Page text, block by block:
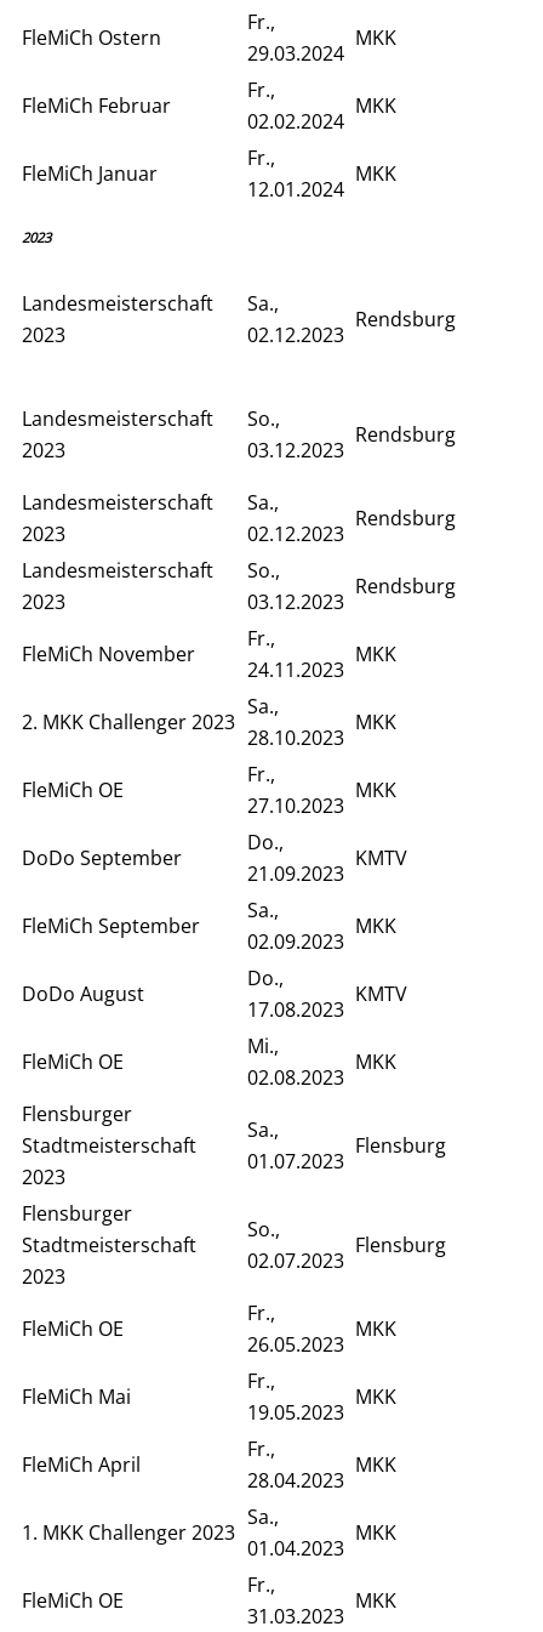
FleMiCh Ostern
Fr.,
29.03.2024
MKK
FleMiCh Februar
Fr.,
02.02.2024
MKK
FleMiCh Januar
Fr.,
12.01.2024
MKK
2023
Landesmeisterschaft
2023
Sa.,
02.12.2023
Rendsburg
Landesmeisterschaft
2023
So.,
03.12.2023
Rendsburg
Landesmeisterschaft
2023
Sa.,
02.12.2023
Rendsburg
Landesmeisterschaft
2023
So.,
03.12.2023
Rendsburg
FleMiCh November
Fr.,
24.11.2023
MKK
2. MKK Challenger 2023
Sa.,
28.10.2023
MKK
FleMiCh OE
Fr.,
27.10.2023
MKK
DoDo September
Do.,
21.09.2023
KMTV
FleMiCh September
Sa.,
02.09.2023
MKK
DoDo August
Do.,
17.08.2023
KMTV
FleMiCh OE
Mi.,
02.08.2023
MKK
Flensburger
Stadtmeisterschaft
2023
Sa.,
01.07.2023
Flensburg
Flensburger
Stadtmeisterschaft
2023
So.,
02.07.2023
Flensburg
FleMiCh OE
Fr.,
26.05.2023
MKK
FleMiCh Mai
Fr.,
19.05.2023
MKK
FleMiCh April
Fr.,
28.04.2023
MKK
1. MKK Challenger 2023
Sa.,
01.04.2023
MKK
FleMiCh OE
Fr.,
31.03.2023
MKK